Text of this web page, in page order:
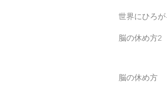
世界にひろが
脳の休め方2
脳の休め方